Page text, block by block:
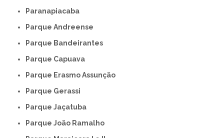
Paranapiacaba
Parque Andreense
Parque Bandeirantes
Parque Capuava
Parque Erasmo Assunção
Parque Gerassi
Parque Jaçatuba
Parque João Ramalho